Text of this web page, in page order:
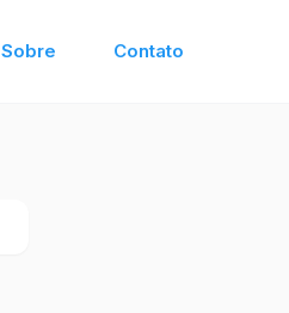
Sobre Contato